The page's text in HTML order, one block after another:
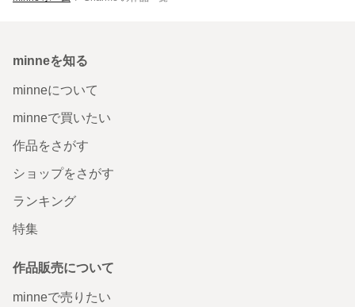
minneを知る
minneについて
minneで買いたい
作品をさがす
ショップをさがす
ランキング
特集
作品販売について
minneで売りたい